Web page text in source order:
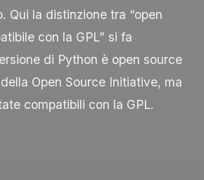
Qui la distinzione tra “open
con la GPL” si fa
di Python è open source
Open Source Initiative, ma
compatibili con la GPL.